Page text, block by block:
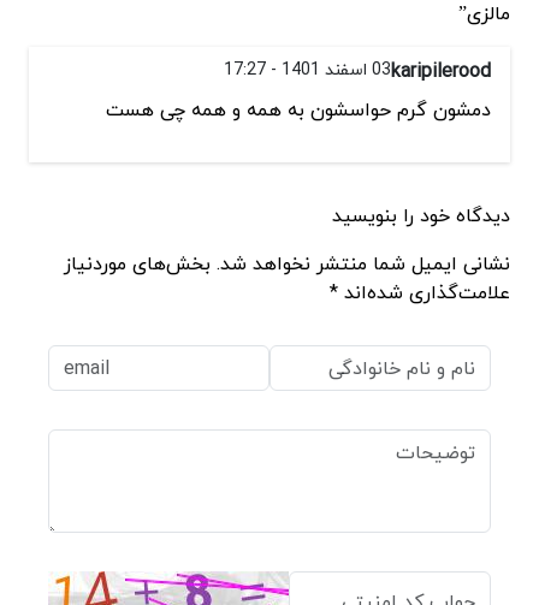
مالزی”
karipilerood03 اسفند 1401 - 17:27
دمشون گرم حواسشون به همه و همه چی هست
دیدگاه خود را بنویسید
نشانی ایمیل شما منتشر نخواهد شد. بخش‌های موردنیاز
علامت‌گذاری شده‌اند *